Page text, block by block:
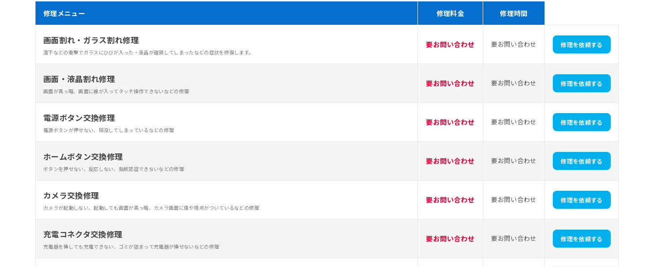
修理メニュー 修理料金 修理時間
画面割れ・ガラス割れ修理
落下などの衝撃でガラスにひびが入った・液晶が破損してしまったなどの症状を修復します。
要お問い合わせ 要お問い合わせ 修理を依頼する
画面・液晶割れ修理
画面が真っ暗、画面に線が入ってタッチ操作できないなどの修理
要お問い合わせ 要お問い合わせ 修理を依頼する
電源ボタン交換修理
電源ボタンが押せない、陥没してしまっているなどの修理
要お問い合わせ 要お問い合わせ 修理を依頼する
ホームボタン交換修理
ボタンを押せない、反応しない、指紋認証できないなどの修理
要お問い合わせ 要お問い合わせ 修理を依頼する
カメラ交換修理
カメラが起動しない、起動しても画面が真っ暗、カメラ画面に傷や斑点がついているなどの修理
要お問い合わせ 要お問い合わせ 修理を依頼する
充電コネクタ交換修理
充電器を挿しても充電できない、ゴミが詰まって充電器が挿せないなどの修理
要お問い合わせ 要お問い合わせ 修理を依頼する